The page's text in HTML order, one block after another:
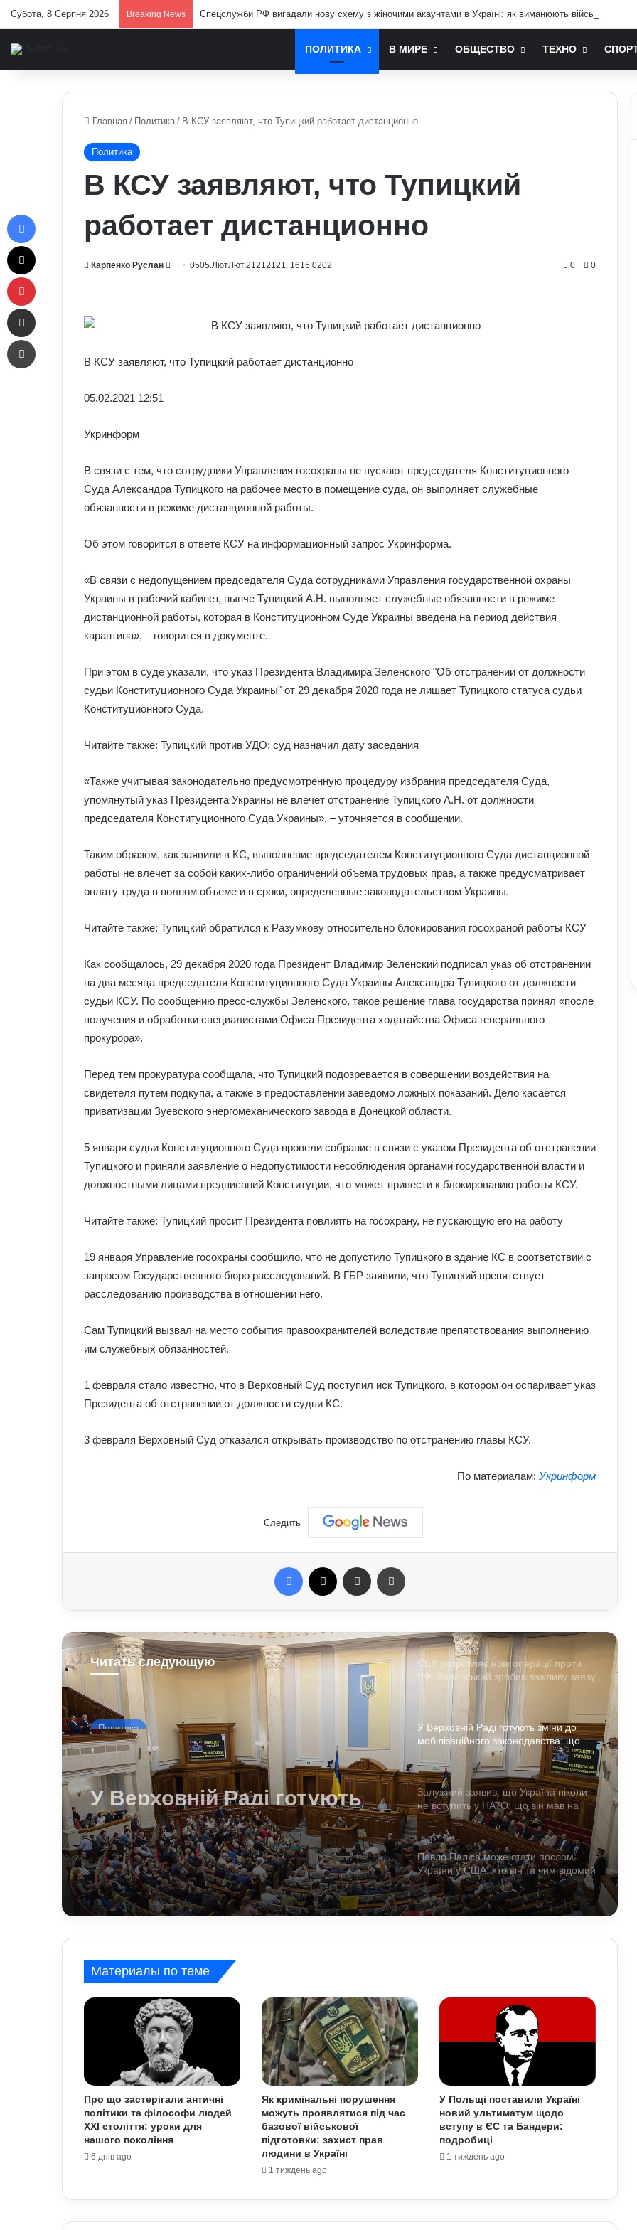
Субота, 8 Серпня 2026 Breaking News Спецслужби РФ вигадали нову схему з жіночими акаунтами в Україні: як виманюють військових
ПОЛИТИКА В МИРЕ ОБЩЕСТВО ТЕХНО
Главная / Политика / В КСУ заявляют, что Тупицкий работает дистанционно
Политика
В КСУ заявляют, что Тупицкий
работает дистанционно
Карпенко Руслан
Send0505.ЛютЛют.21212121, 1616:0202 0 0
В КСУ заявляют, что Тупицкий работает дистанционно
05.02.2021 12:51
Укринформ
В связи с тем, что сотрудники Управления госохраны не пускают председателя Конституционного
Суда Александра Тупицкого на рабочее место в помещение суда, он выполняет служебные
обязанности в режиме дистанционной работы.
Об этом говорится в ответе КСУ на информационный запрос Укринформа.
«В связи с недопущением председателя Суда сотрудниками Управления государственной охраны
Украины в рабочий кабинет, нынче Тупицкий А.Н. выполняет служебные обязанности в режиме
дистанционной работы, которая в Конституционном Суде Украины введена на период действия
карантина», – говорится в документе.
При этом в суде указали, что указ Президента Владимира Зеленского "Об отстранении от должности
судьи Конституционного Суда Украины" от 29 декабря 2020 года не лишает Тупицкого статуса судьи
Конституционного Суда.
Читайте также: Тупицкий против УДО: суд назначил дату заседания
«Также учитывая законодательно предусмотренную процедуру избрания председателя Суда,
упомянутый указ Президента Украины не влечет отстранение Тупицкого А.Н. от должности
председателя Конституционного Суда Украины», – уточняется в сообщении.
Таким образом, как заявили в КС, выполнение председателем Конституционного Суда дистанционной
работы не влечет за собой каких-либо ограничений объема трудовых прав, а также предусматривает
оплату труда в полном объеме и в сроки, определенные законодательством Украины.
Читайте также: Тупицкий обратился к Разумкову относительно блокирования госохраной работы КСУ
Как сообщалось, 29 декабря 2020 года Президент Владимир Зеленский подписал указ об отстранении
на два месяца председателя Конституционного Суда Украины Александра Тупицкого от должности
судьи КСУ. По сообщению пресс-службы Зеленского, такое решение глава государства принял «после
получения и обработки специалистами Офиса Президента ходатайства Офиса генерального
прокурора».
Перед тем прокуратура сообщала, что Тупицкий подозревается в совершении воздействия на
свидетеля путем подкупа, а также в предоставлении заведомо ложных показаний. Дело касается
приватизации Зуевского энергомеханического завода в Донецкой области.
5 января судьи Конституционного Суда провели собрание в связи с указом Президента об отстранении
Тупицкого и приняли заявление о недопустимости несоблюдения органами государственной власти и
должностными лицами предписаний Конституции, что может привести к блокированию работы КСУ.
Читайте также: Тупицкий просит Президента повлиять на госохрану, не пускающую его на работу
19 января Управление госохраны сообщило, что не допустило Тупицкого в здание КС в соответствии с
запросом Государственного бюро расследований. В ГБР заявили, что Тупицкий препятствует
расследованию производства в отношении него.
Сам Тупицкий вызвал на место события правоохранителей вследствие препятствования выполнению
им служебных обязанностей.
1 февраля стало известно, что в Верховный Суд поступил иск Тупицкого, в котором он оспаривает указ
Президента об отстранении от должности судьи КС.
3 февраля Верховный Суд отказался открывать производство по отстранению главы КСУ.
По материалам: Укринформ
Следить
Facebook Отправить e-mail
Читать следующую
Политика
1 день ago
У Верховній Раді готують
зміни до мобілізаційного
законодавства: що
запропонували депутати
Умєрова звільнили з посади
У Зеленського нова пропозиція для
бригаду біля кордону з Україною: що
СБУ розробляє нові операції проти
РФ: Зеленський зробив важливу заяву
У Верховній Раді готують зміни до
мобілізаційного законодавства: що
запропонували депутати
Залужний заявив, що Україна ніколи
не вступить у НАТО: що він мав на
увазі
Павло Паліса може стати послом
України у США: хто він та чим відомий
Умєрова звільнили з посади
Путіна щодо перемир’я: подробиці
Чому демократія у різних країнах так
відрізняється: політологи про
функціональність держави
Білорусь формує десантно-штурмову
бригаду біля кордону з Україною: що
доповів Ільюкевич
Материалы по теме
Про що застерігали античні
політики та філософи людей
XXI століття: уроки для
нашого покоління
6 днів ago
Як кримінальні порушення
можуть проявлятися під час
базової військової
підготовки: захист прав
людини в Україні
1 тиждень ago
У Польщі поставили Україні
новий ультиматум щодо
вступу в ЄС та Бандери:
подробиці
1 тиждень ago